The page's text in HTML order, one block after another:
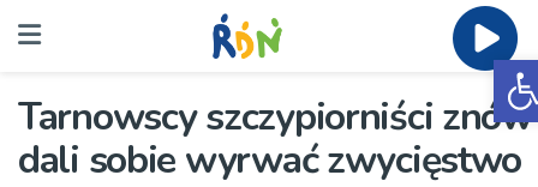
Tarnowscy szczypiorniści znów
dali sobie wyrwać zwycięstwo